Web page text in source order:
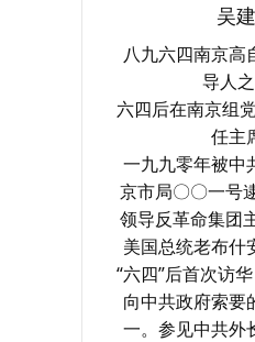
吴
八九六四南京高
导人之
六四后在南京组
任主
一九九零年被中
京市局〇〇一号
领导反革命集团
美国总统老布什
“六四”后首次访
向中共政府索要
一。参见中共外